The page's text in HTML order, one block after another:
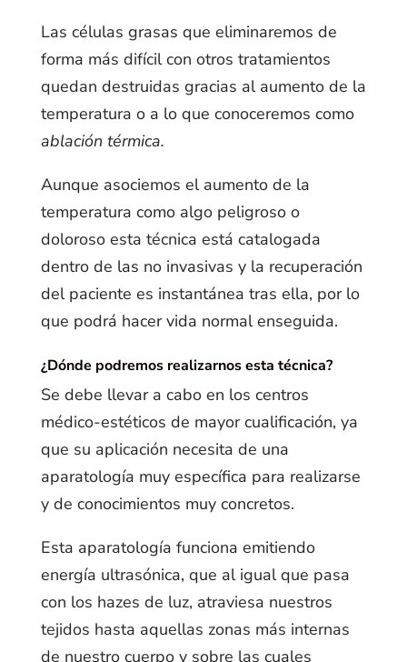
Las células grasas que eliminaremos de
forma más difícil con otros tratamientos
quedan destruidas gracias al aumento de la
temperatura o a lo que conoceremos como
ablación térmica.
Aunque asociemos el aumento de la
temperatura como algo peligroso o
doloroso esta técnica está catalogada
dentro de las no invasivas y la recuperación
del paciente es instantánea tras ella, por lo
que podrá hacer vida normal enseguida.
¿Dónde podremos realizarnos esta técnica?
Se debe llevar a cabo en los centros
médico-estéticos de mayor cualificación, ya
que su aplicación necesita de una
aparatología muy específica para realizarse
y de conocimientos muy concretos.
Esta aparatología funciona emitiendo
energía ultrasónica, que al igual que pasa
con los hazes de luz, atraviesa nuestros
tejidos hasta aquellas zonas más internas
de nuestro cuerpo y sobre las cuales